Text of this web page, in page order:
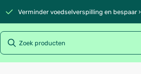
Verminder voedselverspilling en bespaar ›